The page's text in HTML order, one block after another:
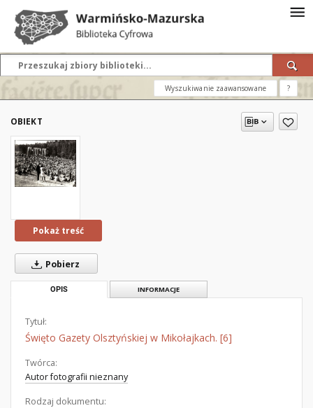
Wyszukiwanie zaawansowane ?
OBIEKT
Pokaż treść
Pobierz
OPIS INFORMACJE
Tytuł:
Święto Gazety Olsztyńskiej w Mikołajkach. [6]
Twórca:
Autor fotografii nieznany
Rodzaj dokumentu: